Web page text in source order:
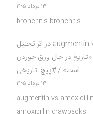
۱۳ مرداد ۱۴۰۵
bronchitis bronchitis
augmentin در ابَر تحلیل
در حال ورق خوردن
است» / #پیچ_تاریخی
۱۳ مرداد ۱۴۰۵
augmentin vs
amoxicillin drawbacks